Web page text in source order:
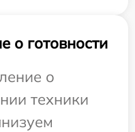
о готовности
о
техники